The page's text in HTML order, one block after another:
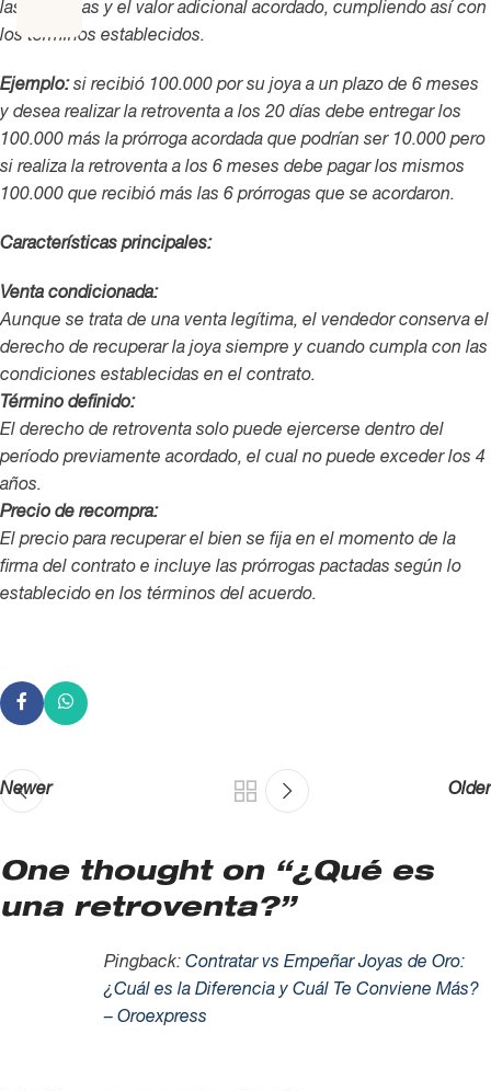
las prórrogas y el valor adicional acordado, cumpliendo así con
los términos establecidos.
Ejemplo:si recibió 100.000 por su joya a un plazo de 6 meses
y desea realizar la retroventa a los 20 días debe entregar los
100.000 más la prórroga acordada que podrían ser 10.000 pero
si realiza la retroventa a los 6 meses debe pagar los mismos
100.000 que recibió más las 6 prórrogas que se acordaron.
Características principales:
Venta condicionada:
Aunque se trata de una venta legítima, el vendedor conserva el
derecho de recuperar la joya siempre y cuando cumpla con las
condiciones establecidas en el contrato.
Término definido:
El derecho de retroventa solo puede ejercerse dentro del
período previamente acordado, el cual no puede exceder los 4
años.
Precio de recompra:
El precio para recuperar el bien se fija en el momento de la
firma del contrato e incluye las prórrogas pactadas según lo
establecido en los términos del acuerdo.
Newer Older
One thought on “¿Qué es
una retroventa?”
Pingback: Contratar vs Empeñar Joyas de Oro:
¿Cuál es la Diferencia y Cuál Te Conviene Más?
– Oroexpress